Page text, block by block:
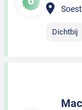
Soest
Dichtbij